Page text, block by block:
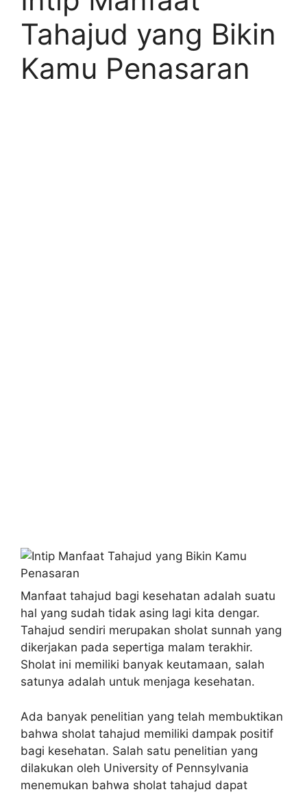
Tahajud yang Bikin
Kamu Penasaran
Manfaat tahajud bagi kesehatan adalah suatu
hal yang sudah tidak asing lagi kita dengar.
Tahajud sendiri merupakan sholat sunnah yang
dikerjakan pada sepertiga malam terakhir.
Sholat ini memiliki banyak keutamaan, salah
satunya adalah untuk menjaga kesehatan.
Ada banyak penelitian yang telah membuktikan
bahwa sholat tahajud memiliki dampak positif
bagi kesehatan. Salah satu penelitian yang
dilakukan oleh University of Pennsylvania
menemukan bahwa sholat tahajud dapat